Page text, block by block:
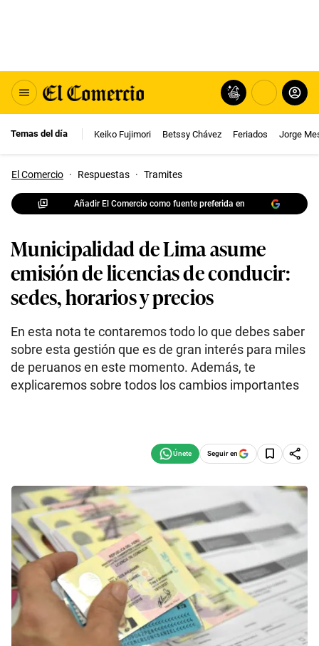
Temas del día Keiko Fujimori Betssy Chávez Feriados Jorge
El Comercio · Respuestas · Tramites
Añadir El Comercio como fuente preferida en
Municipalidad de Lima asume
emisión de licencias de conducir:
sedes, horarios y precios
En esta nota te contaremos todo lo que debes saber
sobre esta gestión que es de gran interés para miles
de peruanos en este momento. Además, te
explicaremos sobre todos los cambios importantes
Seguir en